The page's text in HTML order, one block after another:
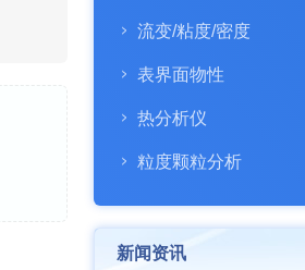
流变/粘度/密度
表界面物性
热分析仪
粒度颗粒分析
新闻资讯